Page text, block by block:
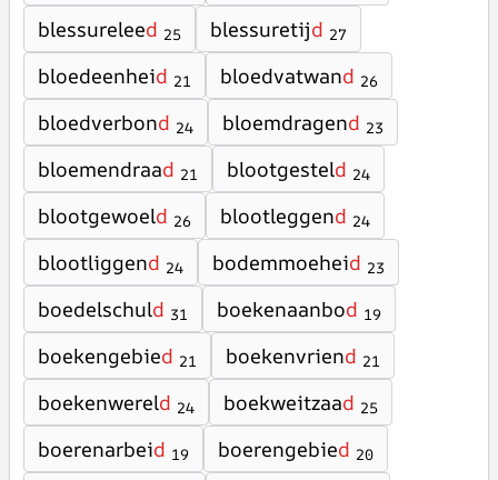
blessureleed 25 blessuretijd 27
bloedeenheid 21 bloedvatwand 26
bloedverbond 24 bloemdragend 23
bloemendraad 21 blootgesteld 24
blootgewoeld 26 blootleggend 24
blootliggend 24 bodemmoeheid 23
boedelschuld 31 boekenaanbod 19
boekengebied 21 boekenvriend 21
boekenwereld 24 boekweitzaad 25
boerenarbeid 19 boerengebied 20